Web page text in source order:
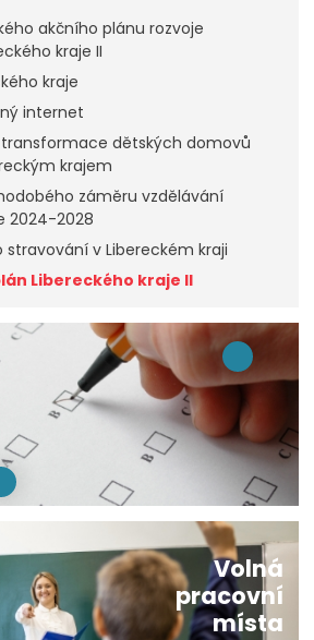
akčního plánu rozvoje
kraje II
kraje
internet
dětských domovů
krajem
záměru vzdělávání
2024-2028
stravování v Libereckém kraji
Libereckého kraje II
Volná
pracovní
místa